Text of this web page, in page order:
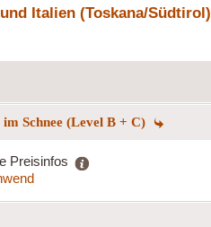
Italien (Toskana/Südtirol)
Schnee (Level B + C)
Preisinfos